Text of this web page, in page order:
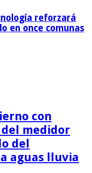
reforzará
en once comunas
con
medidor
del
aguas lluvia